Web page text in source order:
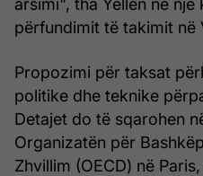
përfundimit të takimit në
Propozimi për taksat
politike dhe teknike
Detajet do të sqarohen
Organizatën për
Zhvillim (OECD) në